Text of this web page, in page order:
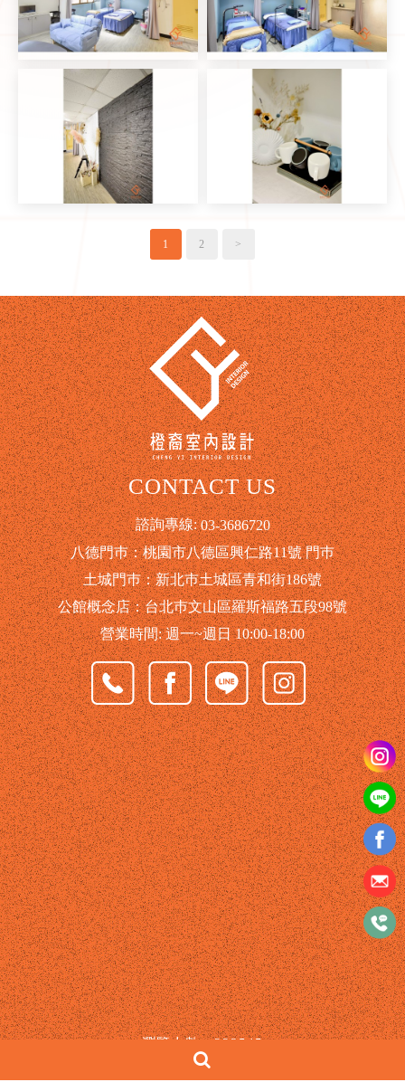
1 2 >
CONTACT US
諮詢專線:03-3686720
八德門巿：桃園市八德區興仁路11號 門巿
土城門巿：新北巿土城區青和街186號
公館概念店：台北巿文山區羅斯福路五段98號
營業時間: 週一~週日 10:00-18:00
瀏覽人數：223545